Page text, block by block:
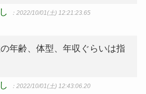
：2022/10/01(土) 12:21:23.65
年齢、体型、年収ぐらいは指
：2022/10/01(土) 12:43:06.20